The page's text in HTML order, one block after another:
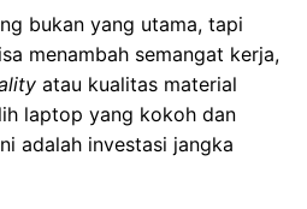
bukan yang utama, tapi
menambah semangat kerja,
atau kualitas material
laptop yang kokoh dan
adalah investasi jangka